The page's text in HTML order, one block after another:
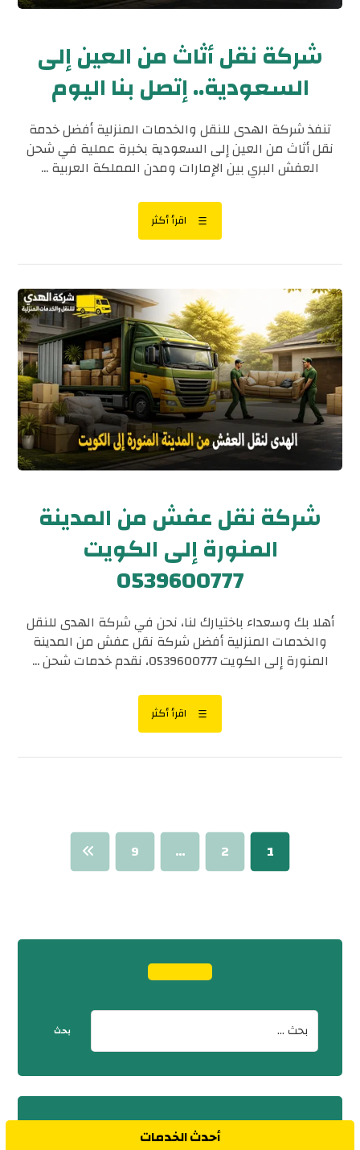
شركة نقل أثاث من العين إلى
السعودية.. إتصل بنا اليوم
تنفذ شركة الهدى للنقل والخدمات المنزلية أفضل خدمة
نقل أثاث من العين إلى السعودية بخبرة عملية في شحن
العفش البري بين الإمارات ومدن المملكة العربية ...
اقرأ أكثر
شركة نقل عفش من المدينة
المنورة إلى الكويت
0539600777
أهلا بك وسعداء باختيارك لنا، نحن في شركة الهدى للنقل
والخدمات المنزلية أفضل شركة نقل عفش من المدينة
المنورة إلى الكويت 0539600777، نقدم خدمات شحن ...
اقرأ أكثر
1
2
…
9
أحدث الخدمات